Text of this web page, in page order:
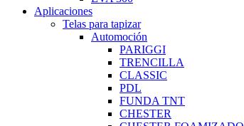
Aplicaciones
Telas para tapizar
Automoción
PARIGGI
TRENCILLA
CLASSIC
PDL
FUNDA TNT
CHESTER